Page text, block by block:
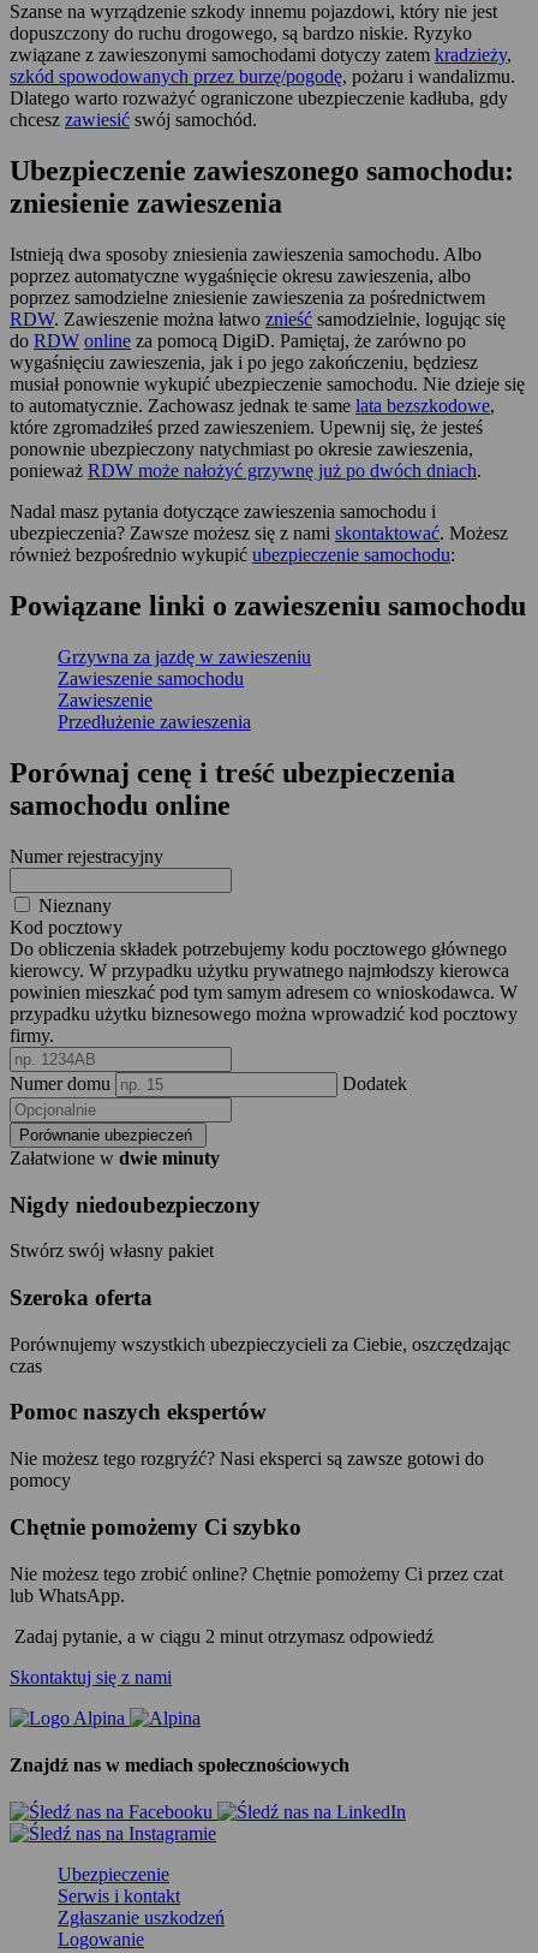
Szanse na wyrządzenie szkody innemu pojazdowi, który nie jest
dopuszczony do ruchu drogowego, są bardzo niskie. Ryzyko
związane z zawieszonymi samochodami dotyczy zatem kradzieży,
szkód spowodowanych przez burzę/pogodę, pożaru i wandalizmu.
Dlatego warto rozważyć ograniczone ubezpieczenie kadłuba, gdy
chcesz zawiesić swój samochód.
Ubezpieczenie zawieszonego samochodu:
zniesienie zawieszenia
Istnieją dwa sposoby zniesienia zawieszenia samochodu. Albo
poprzez automatyczne wygaśnięcie okresu zawieszenia, albo
poprzez samodzielne zniesienie zawieszenia za pośrednictwem
RDW. Zawieszenie można łatwo znieść samodzielnie, logując się
do RDW online za pomocą DigiD. Pamiętaj, że zarówno po
wygaśnięciu zawieszenia, jak i po jego zakończeniu, będziesz
musiał ponownie wykupić ubezpieczenie samochodu. Nie dzieje się
to automatycznie. Zachowasz jednak te same lata bezszkodowe,
które zgromadziłeś przed zawieszeniem. Upewnij się, że jesteś
ponownie ubezpieczony natychmiast po okresie zawieszenia,
ponieważ RDW może nałożyć grzywnę już po dwóch dniach.
Nadal masz pytania dotyczące zawieszenia samochodu i
ubezpieczenia? Zawsze możesz się z nami skontaktować. Możesz
również bezpośrednio wykupić ubezpieczenie samochodu:
Powiązane linki o zawieszeniu samochodu
Grzywna za jazdę w zawieszeniu
Zawieszenie samochodu
Zawieszenie
Przedłużenie zawieszenia
Porównaj cenę i treść ubezpieczenia
samochodu online
Numer rejestracyjny
Nieznany
Kod pocztowy
Do obliczenia składek potrzebujemy kodu pocztowego głównego
kierowcy. W przypadku użytku prywatnego najmłodszy kierowca
powinien mieszkać pod tym samym adresem co wnioskodawca. W
przypadku użytku biznesowego można wprowadzić kod pocztowy
firmy.
Numer domu Dodatek
Porównanie ubezpieczeń
Załatwione w dwie minuty
Nigdy niedoubezpieczony
Stwórz swój własny pakiet
Szeroka oferta
Porównujemy wszystkich ubezpieczycieli za Ciebie, oszczędzając
czas
Pomoc naszych ekspertów
Nie możesz tego rozgryźć? Nasi eksperci są zawsze gotowi do
pomocy
Chętnie pomożemy Ci szybko
Nie możesz tego zrobić online? Chętnie pomożemy Ci przez czat
lub WhatsApp.
Zadaj pytanie, a w ciągu 2 minut otrzymasz odpowiedź
Skontaktuj się z nami
Znajdź nas w mediach społecznościowych
Ubezpieczenie
Serwis i kontakt
Zgłaszanie uszkodzeń
Logowanie